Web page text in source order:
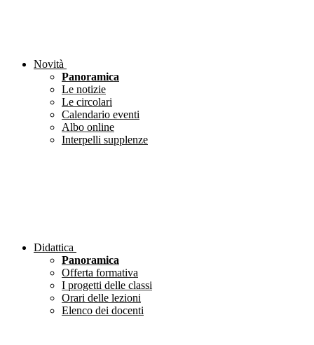
Novità
Panoramica
Le notizie
Le circolari
Calendario eventi
Albo online
Interpelli supplenze
Didattica
Panoramica
Offerta formativa
I progetti delle classi
Orari delle lezioni
Elenco dei docenti